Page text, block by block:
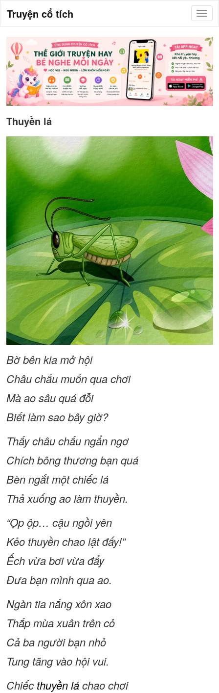
Truyện cổ tích
Thuyền lá
Bờ bên kia mở hội
Châu chấu muốn qua chơi
Mà ao sâu quá đỗi
Biết làm sao bây giờ?
Thấy châu chấu ngẩn ngơ
Chích bông thương bạn quá
Bèn ngắt một chiếc lá
Thả xuống ao làm thuyền.
“Ọp ộp… cậu ngồi yên
Kẻo thuyền chao lật đấy!”
Ếch vừa bơi vừa đẩy
Đưa bạn mình qua ao.
Ngàn tia nắng xôn xao
Thắp mùa xuân trên cỏ
Cả ba người bạn nhỏ
Tung tăng vào hội vui.
Chiếc thuyền láchao chơi